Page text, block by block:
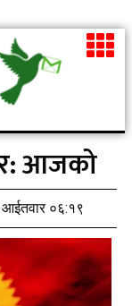
आजको
०६:१९